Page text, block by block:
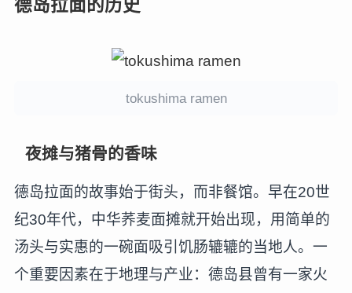
德岛拉面的历史
tokushima ramen
夜摊与猪骨的香味
德岛拉面的故事始于街头，而非餐馆。早在20世
纪30年代，中华荞麦面摊就开始出现，用简单的
汤头与实惠的一碗面吸引饥肠辘辘的当地人。一
个重要因素在于地理与产业：德岛县曾有一家火